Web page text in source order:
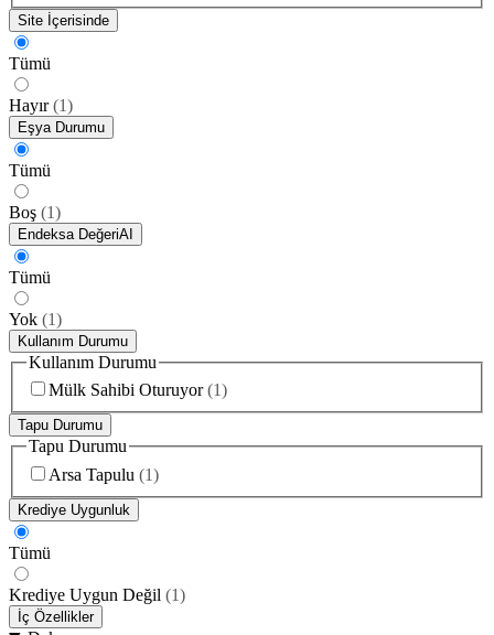
Site İçerisinde
Tümü
Hayır (1)
Eşya Durumu
Tümü
Boş (1)
Endeksa DeğeriAI
Tümü
Yok (1)
Kullanım Durumu
Kullanım Durumu
Mülk Sahibi Oturuyor (1)
Tapu Durumu
Tapu Durumu
Arsa Tapulu (1)
Krediye Uygunluk
Tümü
Krediye Uygun Değil (1)
İç Özellikler